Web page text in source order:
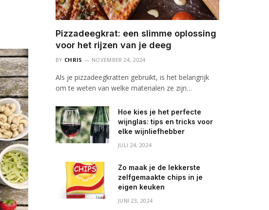
Pizzadeegkrat: een slimme oplossing
voor het rijzen van je deeg
BY CHRIS NOVEMBER 24, 2024
Als je pizzadeegkratten gebruikt, is het belangrijk
om te weten van welke materialen ze zijn…
Hoe kies je het perfecte
wijnglas: tips en tricks voor
elke wijnliefhebber
JULI 24, 2024
Zo maak je de lekkerste
zelfgemaakte chips in je
eigen keuken
JUNI 23, 2024